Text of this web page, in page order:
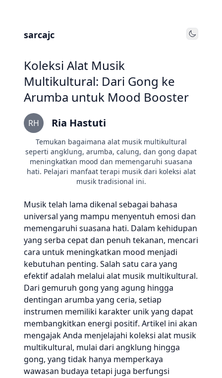
sarcajc Toggle
Koleksi Alat Musik
Multikultural: Dari Gong ke
Arumba untuk Mood Booster
RH Ria Hastuti
Temukan bagaimana alat musik multikultural
seperti angklung, arumba, calung, dan gong dapat
meningkatkan mood dan memengaruhi suasana
hati. Pelajari manfaat terapi musik dari koleksi alat
musik tradisional ini.
Musik telah lama dikenal sebagai bahasa
universal yang mampu menyentuh emosi dan
memengaruhi suasana hati. Dalam kehidupan
yang serba cepat dan penuh tekanan, mencari
cara untuk meningkatkan mood menjadi
kebutuhan penting. Salah satu cara yang
efektif adalah melalui alat musik multikultural.
Dari gemuruh gong yang agung hingga
dentingan arumba yang ceria, setiap
instrumen memiliki karakter unik yang dapat
membangkitkan energi positif. Artikel ini akan
mengajak Anda menjelajahi koleksi alat musik
multikultural, mulai dari angklung hingga
gong, yang tidak hanya memperkaya
wawasan budaya tetapi juga berfungsi